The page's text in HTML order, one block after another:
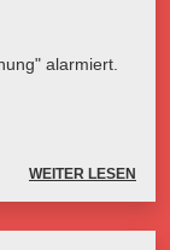
alarmiert.
WEITER LESEN